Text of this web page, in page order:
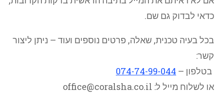
כדאי לבדוק גם שם.
בכל בעיה טכנית, שאלה, פרטים נוספים ועוד – ניתן ליצור
קשר:
בטלפון – 074-74-99-044
או לשלוח מייל ל: office@coralsha.co.il